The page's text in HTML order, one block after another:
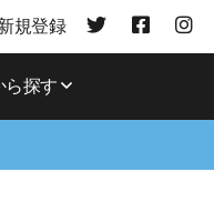
規登録
ら探す